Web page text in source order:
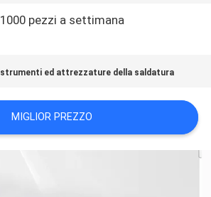
1000 pezzi a settimana
strumenti ed attrezzature della saldatura
MIGLIOR PREZZO